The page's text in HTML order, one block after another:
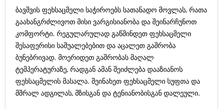
ბავშვის ფეხსაცმელი საჭიროებს სათანადო მოვლას, რათა
გაახანგრძლივოთ მისი ვარგისიანობა და შეინარჩუნოთ
კომფორტი. რეგულარულად გაწმინდეთ ფეხსაცმელი
შესაფერისი საშუალებებით და აცალეთ გაშრობა
ბუნებრივად. მოერიდეთ გაშრობას მაღალ
ტემპერატურაზე, რადგან ამან შეიძლება დააზიანოს
ფეხსაცმელის მასალა. შეინახეთ ფეხსაცმელი სუფთა და
მშრალ ადგილას, მზისგან და ტენიანობისგან დალეული.